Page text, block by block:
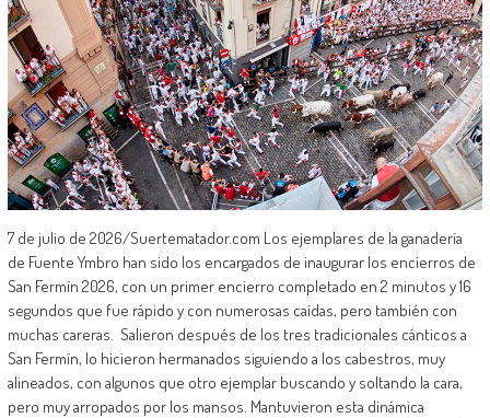
7 de julio de 2026/Suertematador.com Los ejemplares de la ganadería
de Fuente Ymbro han sido los encargados de inaugurar los encierros de
San Fermín 2026, con un primer encierro completado en 2 minutos y 16
segundos que fue rápido y con numerosas caídas, pero también con
muchas careras. Salieron después de los tres tradicionales cánticos a
San Fermín, lo hicieron hermanados siguiendo a los cabestros, muy
alineados, con algunos que otro ejemplar buscando y soltando la cara,
pero muy arropados por los mansos. Mantuvieron esta dinámica